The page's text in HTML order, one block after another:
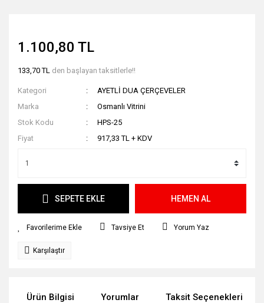
1.100,80 TL
133,70 TL den başlayan taksitlerle!!
Kategori
AYETLİ DUA ÇERÇEVELER
Marka
Osmanlı Vitrini
Stok Kodu
HPS-25
Fiyat
917,33 TL + KDV
SEPETE EKLE HEMEN AL
Tavsiye Et Yorum Yaz
Karşılaştır
Ürün Bilgisi Yorumlar Taksit Seçenekleri